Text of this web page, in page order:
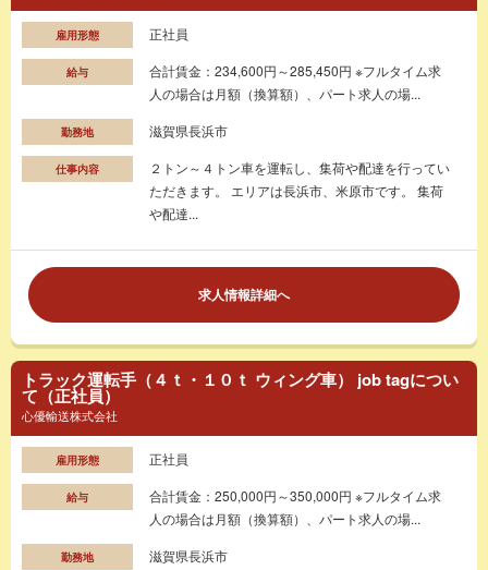
雇用形態 正社員
給与
合計賃金：234,600円～285,450円 ※フルタイム求
人の場合は月額（換算額）、パート求人の場...
勤務地 滋賀県長浜市
仕事内容
２トン～４トン車を運転し、集荷や配達を行ってい
ただきます。 エリアは長浜市、米原市です。 集荷
や配達...
求人情報詳細へ
トラック運転手（４ｔ・１０ｔ ウィング車） job tagについ
て（正社員）
心優輸送株式会社
雇用形態 正社員
給与
合計賃金：250,000円～350,000円 ※フルタイム求
人の場合は月額（換算額）、パート求人の場...
勤務地 滋賀県長浜市